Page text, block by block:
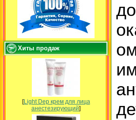
Хиты продаж
[Light Dep крем для лица
анестезирующий]